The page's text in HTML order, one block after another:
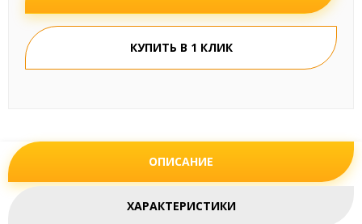
КУПИТЬ В 1 КЛИК
ОПИСАНИЕ
ХАРАКТЕРИСТИКИ